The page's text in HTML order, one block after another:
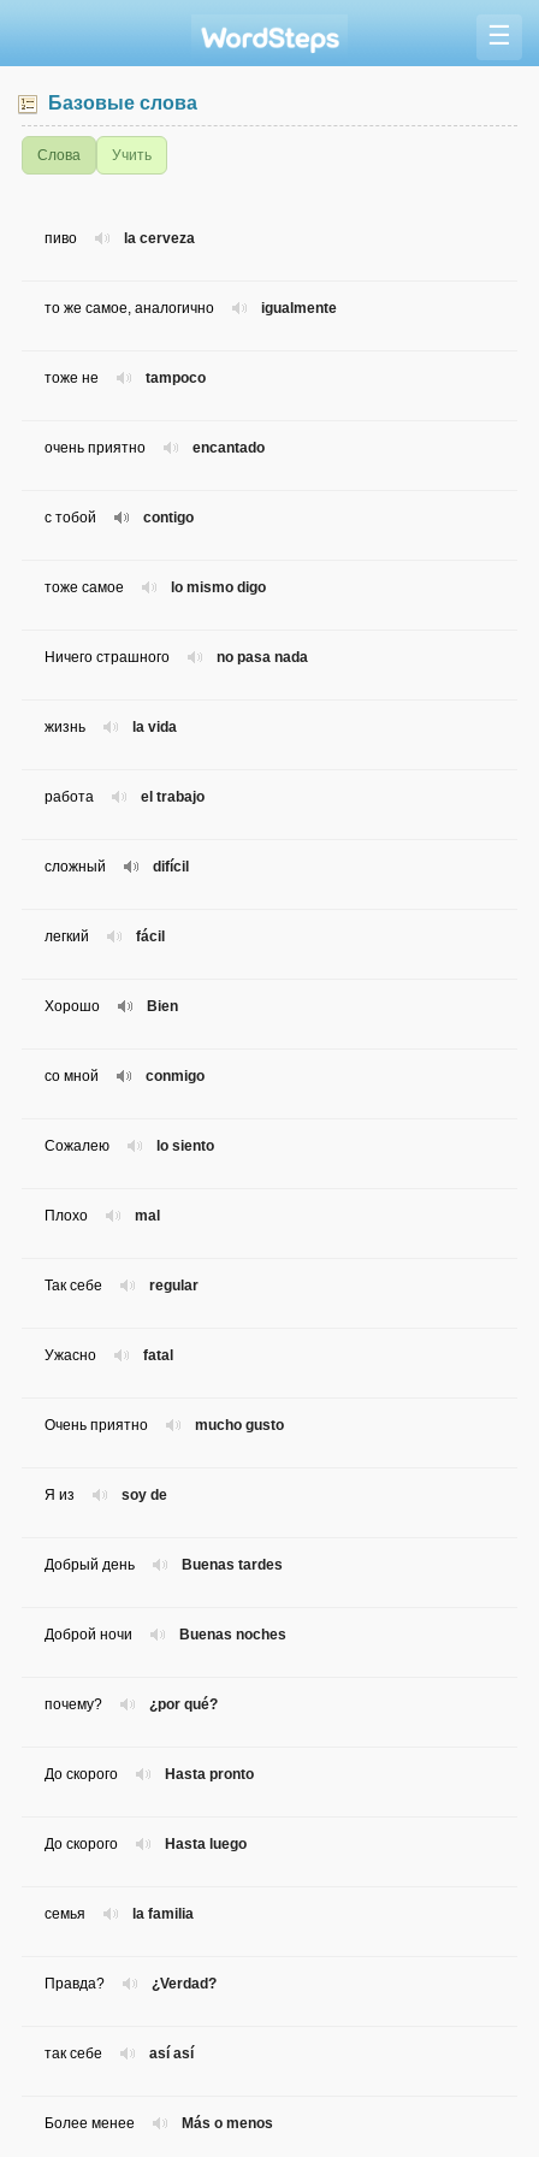
☰
Базовые слова
Слова Учить
la cerveza
пиво
igualmente
то же самое, аналогично
tampoco
тоже не
encantado
очень приятно
contigo
с тобой
lo mismo digo
тоже самое
no pasa nada
Ничего страшного
la vida
жизнь
el trabajo
работа
difícil
сложный
fácil
легкий
Bien
Хорошо
conmigo
со мной
lo siento
Сожалею
mal
Плохо
regular
Так себе
fatal
Ужасно
mucho gusto
Очень приятно
soy de
Я из
Buenas tardes
Добрый день
Buenas noches
Доброй ночи
¿por qué?
почему?
Hasta pronto
До скорого
Hasta luego
До скорого
la familia
семья
¿Verdad?
Правда?
así así
так себе
Más o menos
Более менее